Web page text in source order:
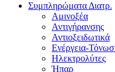
Συμπληρώματα Διατρ.
Αμινοξέα
Αντιγήρανσης
Αντιοξειδωτικά
Ενέργεια-
Ηλεκτρολύτες
Ήπαρ